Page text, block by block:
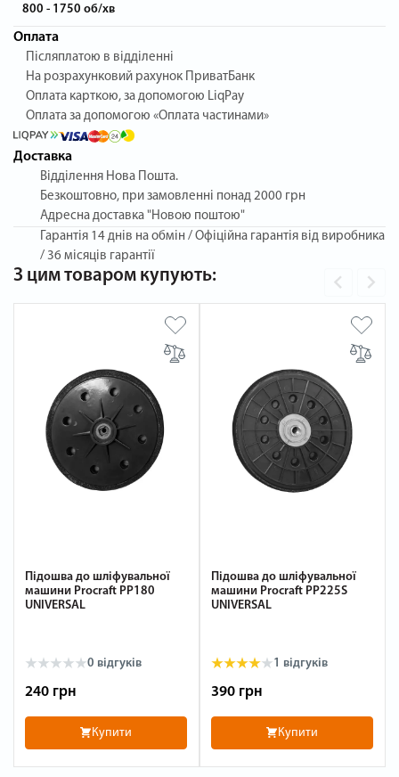
800 - 1750 об/хв
Оплата
Післяплатою в відділенні
На розрахунковий рахунок ПриватБанк
Оплата карткою, за допомогою LiqPay
Оплата за допомогою «Оплата частинами»
Доставка
Відділення Нова Пошта.
Безкоштовно, при замовленні понад 2000 грн
Адресна доставка "Новою поштою"
Гарантія 14 днів на обмін / Офіційна гарантія від виробника
/ 36 місяців гарантії
З цим товаром купують:
Підошва до шліфувальної
машини Procraft PP180
UNIVERSAL
0 відгуків
240 грн
Купити
Підошва до шліфувальної
машини Procraft PP225S
UNIVERSAL
1 відгуків
390 грн
Купити